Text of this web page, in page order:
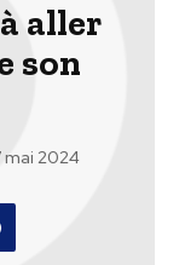
aller
son
mai 2024